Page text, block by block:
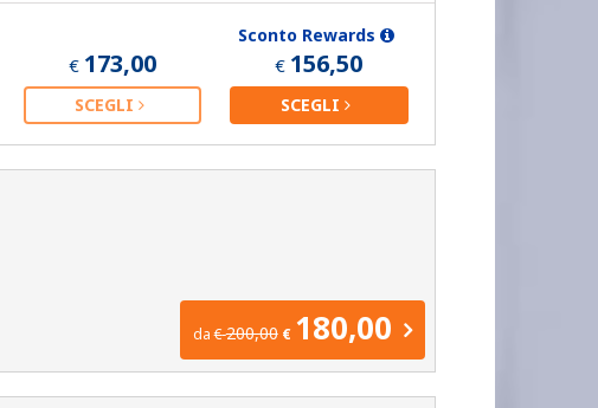
€ 173,00
SCEGLI
Sconto Rewards
€ 156,50
SCEGLI
da€200,00 € 180,00